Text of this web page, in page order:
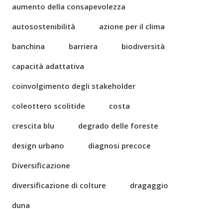
aumento della consapevolezza
autosostenibilità
azione per il clima
banchina
barriera
biodiversità
capacità adattativa
coinvolgimento degli stakeholder
coleottero scolitide
costa
crescita blu
degrado delle foreste
design urbano
diagnosi precoce
Diversificazione
diversificazione di colture
dragaggio
duna